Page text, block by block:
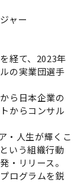
ャー
経て、2023年
の実業団選手
ら日本企業の
からコンサル
・人生が輝くこ
いう組織行動
・リリース。
ログラムを鋭